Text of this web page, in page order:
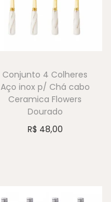
Conjunto 4 Colheres
Aço inox p/ Chá cabo
Ceramica Flowers
Dourado
R$ 48,00